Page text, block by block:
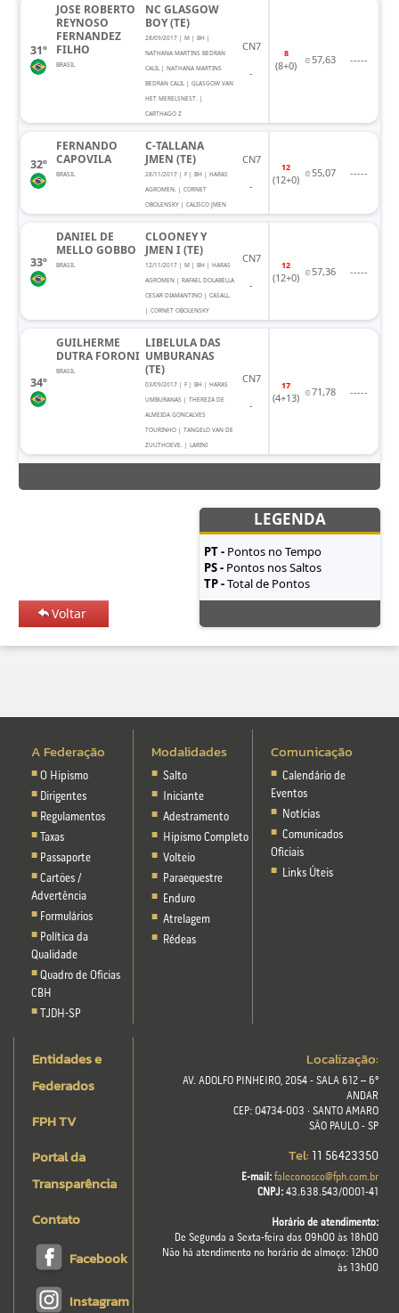
31º
JOSE ROBERTO
REYNOSO
FERNANDEZ
FILHO
BRASIL
NC GLASGOW
BOY (TE)
28/09/2017 | M | BH |
NATHANA MARTINS BEDRAN
CALIL | NATHANA MARTINS
BEDRAN CALIL | GLASGOW VAN
HET MERELSNEST. |
CARTHAGO Z
CN7
-
8
(8+0) 57,63 -----
32º
FERNANDO
CAPOVILA
BRASIL
C-TALLANA
JMEN (TE)
28/11/2017 | F | BH | HARAS
AGROMEN. | CORNET
OBOLENSKY | CALISCO JMEN
CN7
-
12
(12+0)
55,07 -----
33º
DANIEL DE
MELLO GOBBO
BRASIL
CLOONEY Y
JMEN I (TE)
12/11/2017 | M | BH | HARAS
AGROMEN | RAFAEL DOLABELLA
CESAR DIAMANTINO | CASALL.
| CORNET OBOLENSKY
CN7
-
12
(12+0) 57,36 -----
34º
GUILHERME
DUTRA FORONI
BRASIL
LIBELULA DAS
UMBURANAS
(TE)
03/09/2017 | F | BH | HARAS
UMBURANAS | THEREZA DE
ALMEIDA GONCALVES
TOURINHO | TANGELO VAN DE
ZUUTHOEVE. | LARINI
CN7
-
17
(4+13) 71,78 -----
LEGENDA
PT - Pontos no Tempo
PS - Pontos nos Saltos
TP -Total de Pontos
Voltar
A Federação
O Hipismo
Dirigentes
Regulamentos
Taxas
Passaporte
Cartões /
Advertência
Formulários
Política da
Qualidade
Quadro de Oficias
CBH
TJDH-SP
Modalidades
Salto
Iniciante
Adestramento
Hipismo Completo
Volteio
Paraequestre
Enduro
Atrelagem
Rédeas
Comunicação
Calendário de
Eventos
Notícias
Comunicados
Oficiais
Links Úteis
Entidades e
Federados
FPH TV
Portal da
Transparência
Contato
Facebook
Instagram
Localização:
AV. ADOLFO PINHEIRO, 2054 - SALA 612 – 6º
ANDAR
CEP: 04734-003 · SANTO AMARO
SÃO PAULO - SP
Tel: 11 56423350
E-mail: faleconosco@fph.com.br
CNPJ: 43.638.543/0001-41
Horário de atendimento:
De Segunda a Sexta-feira das 09h00 às 18h00
Não há atendimento no horário de almoço: 12h00
às 13h00